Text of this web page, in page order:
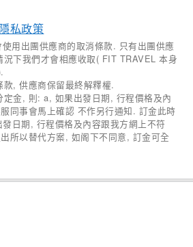
私政策
用出團供應商的取消條款. 只有出團供應
況下我們才會相應收取( FIT TRAVEL 本身
, 供應商保留最終解釋權.
定金, 則: a, 如果出發日期, 行程價格及內
同事會馬上確認 不作另行通知. 訂金此時
日期, 行程價格及內容跟我方網上不符
所以替代方案, 如阁下不同意, 訂金可全